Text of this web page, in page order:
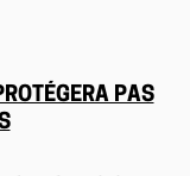
PAS